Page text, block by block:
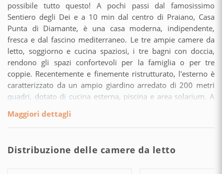
possibile tutto questo! A pochi passi dal famosissimo
Sentiero degli Dei e a 10 min dal centro di Praiano, Casa
Punta di Diamante, è una casa moderna, indipendente,
fresca e dal fascino mediterraneo. Le tre ampie camere da
letto, soggiorno e cucina spaziosi, i tre bagni con doccia,
rendono gli spazi confortevoli per la famiglia o per tre
coppie. Recentemente e finemente ristrutturato, l'esterno è
caratterizzato da un ampio giardino arredato di 200 metri
quadri, dotato di cucina esterna, piscina e area solarium. A
sole fino al tramonto: la terrazza più alta, con vista
panoramica su Capri e Positano, è il fiore all'occhiello della
condizionata sono disponibili in tutta la casa.
Maggiori dettagli
Distribuzione delle camere da letto